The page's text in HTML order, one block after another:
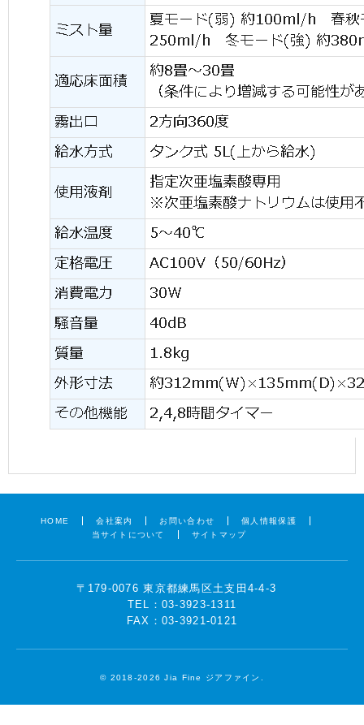
HOME 会社案内 お問い合わせ
個人情報保護
当サイトについて
サイトマップ
〒179-0076 東京都練馬区土支田4-4-3
TEL：03-3923-1311
FAX：03-3921-0121
© 2018-2026 Jia Fine ジアファイン.